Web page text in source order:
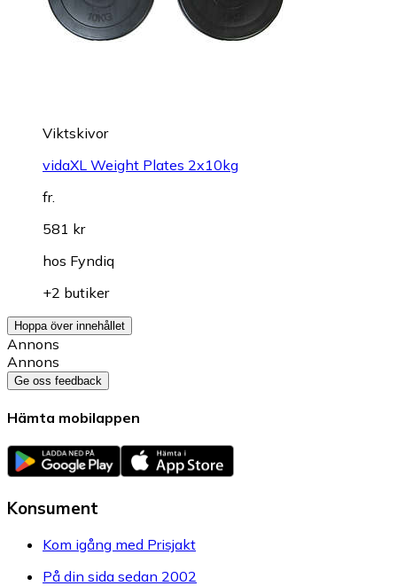
Viktskivor
vidaXL Weight Plates 2x10kg
fr.
581 kr
hos Fyndiq
+2 butiker
Hoppa över innehållet
Annons
Annons
Ge oss feedback
Hämta mobilappen
Konsument
Kom igång med Prisjakt
På din sida sedan 2002